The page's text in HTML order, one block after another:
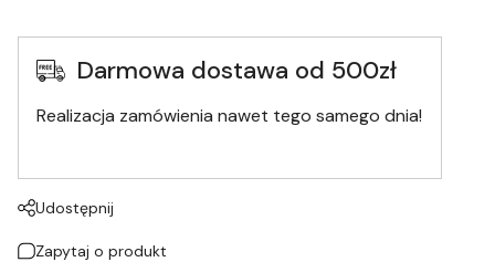
Darmowa dostawa od 500zł
Realizacja zamówienia nawet tego samego dnia!
Udostępnij
Zapytaj o produkt